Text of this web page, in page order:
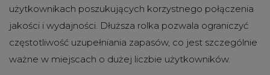
użytkownikach poszukujących korzystnego połączenia
jakości i wydajności. Dłuższa rolka pozwala ograniczyć
częstotliwość uzupełniania zapasów, co jest szczególnie
ważne w miejscach o dużej liczbie użytkowników.